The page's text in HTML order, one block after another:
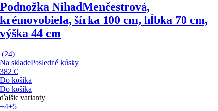
Podnožka NihadMenčestrová,
krémovobiela, šírka 100 cm, hĺbka 70 cm,
výška 44 cm
(24)
Na skladePosledné kúsky
382 €
Do košíka
Do košíka
ďalšie varianty
+4+5